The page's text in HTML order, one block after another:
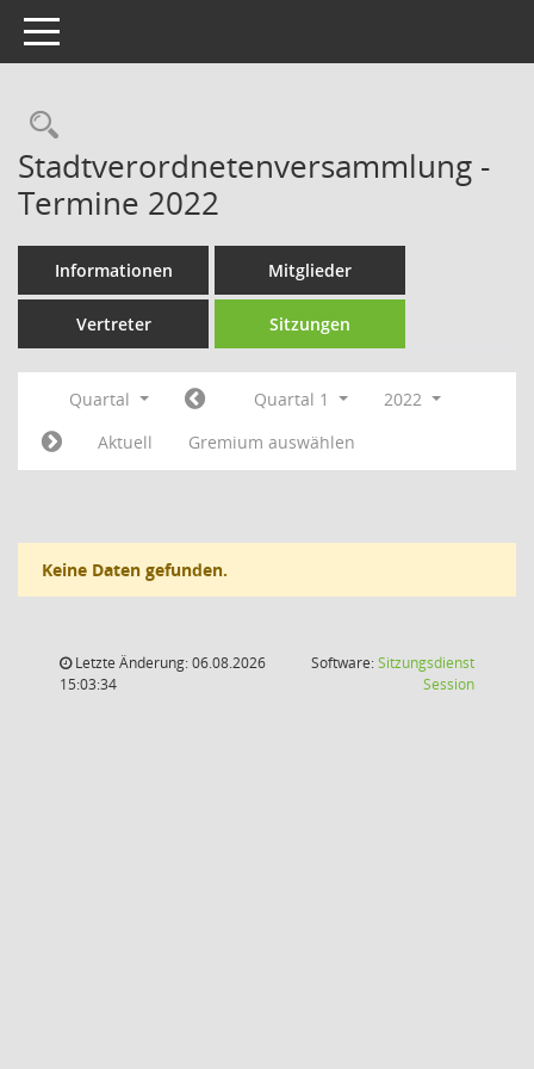
Toggle navigation
Rechercheauswahl
Stadtverordnetenversammlung -
Termine 2022
Informationen Mitglieder
Vertreter Sitzungen
Quartal Quartal 1
2022
Aktuell
Gremium auswählen
Keine Daten gefunden.
Letzte Änderung: 06.08.2026
15:03:34
Software:Sitzungsdienst
Session(Wird in